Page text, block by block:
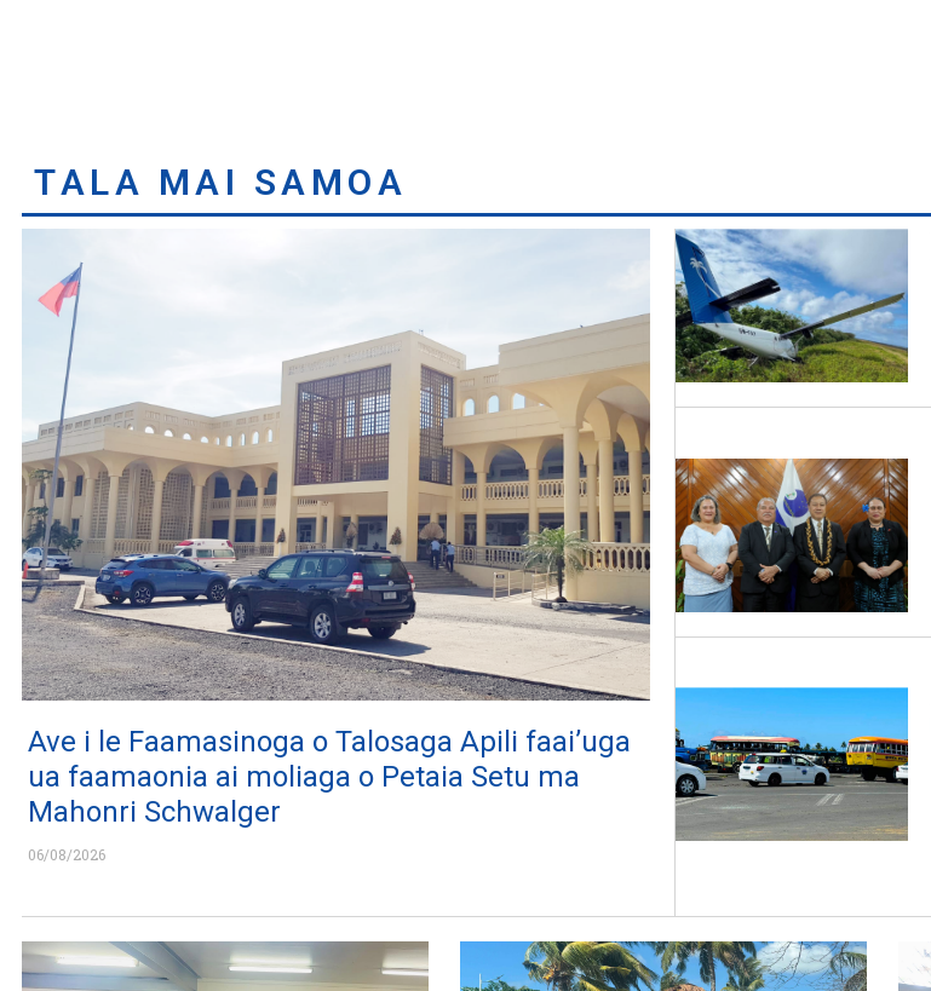
TALA MAI SAMOA
Ave i le Faamasinoga o Talosaga Apili faai’uga
ua faamaonia ai moliaga o Petaia Setu ma
Mahonri Schwalger
06/08/2026